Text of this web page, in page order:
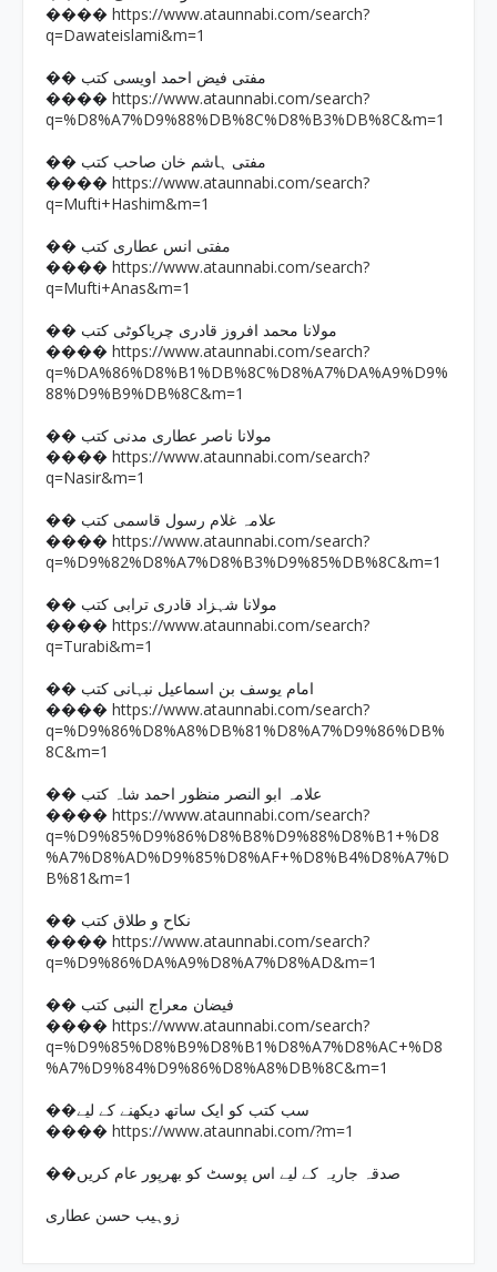
���� https://www.ataunnabi.com/search?
q=Dawateislami&m=1
�� مفتی فیض احمد اویسی کتب
���� https://www.ataunnabi.com/search?
q=%D8%A7%D9%88%DB%8C%D8%B3%DB%8C&m=1
�� مفتی ہاشم خان صاحب کتب
���� https://www.ataunnabi.com/search?
q=Mufti+Hashim&m=1
�� مفتی انس عطاری کتب
���� https://www.ataunnabi.com/search?
q=Mufti+Anas&m=1
�� مولانا محمد افروز قادری چریاکوٹی کتب
���� https://www.ataunnabi.com/search?
q=%DA%86%D8%B1%DB%8C%D8%A7%DA%A9%D9%
88%D9%B9%DB%8C&m=1
�� مولانا ناصر عطاری مدنی کتب
���� https://www.ataunnabi.com/search?
q=Nasir&m=1
�� علامہ غلام رسول قاسمی کتب
���� https://www.ataunnabi.com/search?
q=%D9%82%D8%A7%D8%B3%D9%85%DB%8C&m=1
�� مولانا شہزاد قادری ترابی کتب
���� https://www.ataunnabi.com/search?
q=Turabi&m=1
�� امام یوسف بن اسماعیل نبہانی کتب
���� https://www.ataunnabi.com/search?
q=%D9%86%D8%A8%DB%81%D8%A7%D9%86%DB%
8C&m=1
�� علامہ ابو النصر منظور احمد شاہ کتب
���� https://www.ataunnabi.com/search?
q=%D9%85%D9%86%D8%B8%D9%88%D8%B1+%D8
%A7%D8%AD%D9%85%D8%AF+%D8%B4%D8%A7%D
B%81&m=1
�� نکاح و طلاق کتب
���� https://www.ataunnabi.com/search?
q=%D9%86%DA%A9%D8%A7%D8%AD&m=1
�� فیضان معراج النبی کتب
���� https://www.ataunnabi.com/search?
q=%D9%85%D8%B9%D8%B1%D8%A7%D8%AC+%D8
%A7%D9%84%D9%86%D8%A8%DB%8C&m=1
��سب کتب کو ایک ساتھ دیکھنے کے لیے
���� https://www.ataunnabi.com/?m=1
��صدقہ جاریہ کے لیے اس پوسٹ کو بھرپور عام کریں
زوہیب حسن عطاری